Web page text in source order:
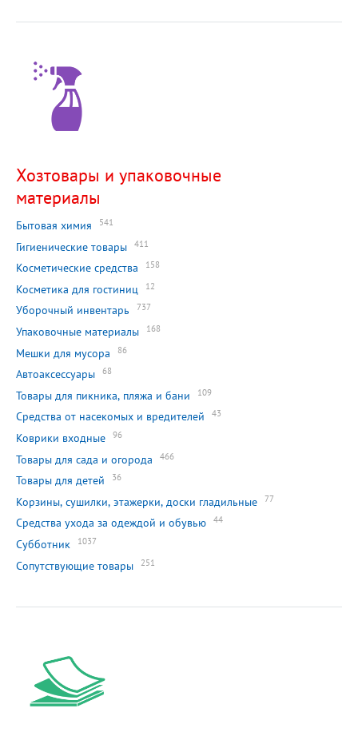
Хозтовары и упаковочные
материалы
Бытовая химия 541
Гигиенические товары 411
Косметические средства 158
Косметика для гостиниц 12
Уборочный инвентарь 737
Упаковочные материалы 168
Мешки для мусора 86
Автоаксессуары 68
Товары для пикника, пляжа и бани 109
Средства от насекомых и вредителей 43
Коврики входные 96
Товары для сада и огорода 466
Товары для детей 36
Корзины, сушилки, этажерки, доски гладильные 77
Средства ухода за одеждой и обувью 44
Субботник 1037
Сопутствующие товары 251